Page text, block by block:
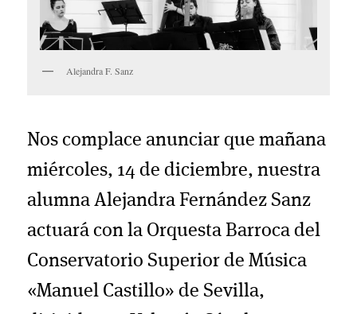
Alejandra F. Sanz
Nos complace anunciar que mañana
miércoles, 14 de diciembre, nuestra
alumna Alejandra Fernández Sanz
actuará con la Orquesta Barroca del
Conservatorio Superior de Música
«Manuel Castillo» de Sevilla,